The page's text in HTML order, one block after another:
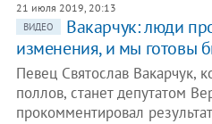
21 июля 2019, 20:13
ВИДЕО
Вакарчук: люди
изменения, и мы готовы
Певец Святослав Вакарчук,
поллов, станет депутатом
прокомментировал